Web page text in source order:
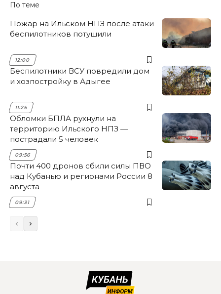
По теме
Пожар на Ильском НПЗ после атаки
беспилотников потушили
12:00
Беспилотники ВСУ повредили дом
и хозпостройку в Адыгее
11:25
Обломки БПЛА рухнули на
территорию Ильского НПЗ —
пострадали 5 человек
09:56
Почти 400 дронов сбили силы ПВО
над Кубанью и регионами России 8
августа
09:31